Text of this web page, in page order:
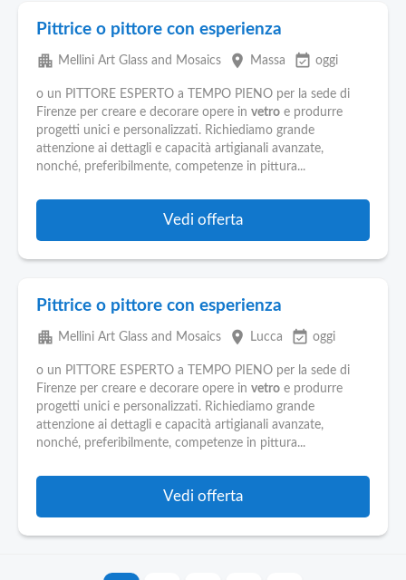
Pittrice o pittore con esperienza
apartment Mellini Art Glass and Mosaics place Massa event_available oggi
o un PITTORE ESPERTO a TEMPO PIENO per la sede di
Firenze per creare e decorare opere in vetro e produrre
progetti unici e personalizzati. Richiediamo grande
attenzione ai dettagli e capacità artigianali avanzate,
nonché, preferibilmente, competenze in pittura...
Vedi offerta
Pittrice o pittore con esperienza
apartment Mellini Art Glass and Mosaics place Lucca event_available oggi
o un PITTORE ESPERTO a TEMPO PIENO per la sede di
Firenze per creare e decorare opere in vetro e produrre
progetti unici e personalizzati. Richiediamo grande
attenzione ai dettagli e capacità artigianali avanzate,
nonché, preferibilmente, competenze in pittura...
Vedi offerta